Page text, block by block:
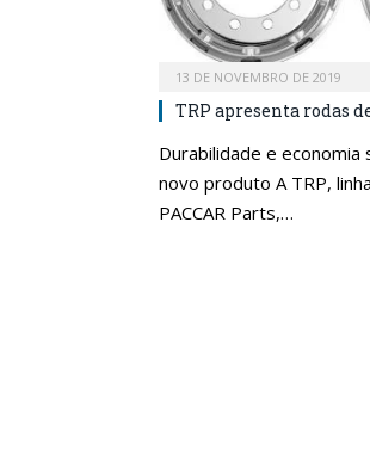
13 DE NOVEMBRO DE 2019
TRP apresenta rodas
Durabilidade e
novo produto A TRP,
PACCAR Parts,…